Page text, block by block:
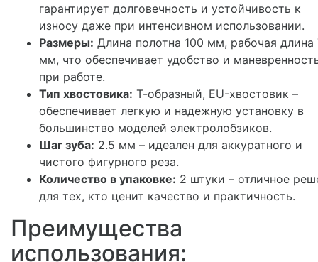
гарантирует долговечность и устойчивость к
износу даже при интенсивном использовании.
Размеры: Длина полотна 100 мм, рабочая длина
мм, что обеспечивает удобство и
при работе.
Тип хвостовика: Т-образный, EU-хвостовик –
обеспечивает легкую и надежную установку в
большинство моделей электролобзиков.
Шаг зуба: 2.5 мм – идеален для аккуратного и
чистого фигурного реза.
Количество в упаковке: 2 штуки – отличное
для тех, кто ценит качество и практичность.
Преимущества
использования: